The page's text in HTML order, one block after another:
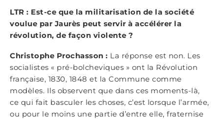
LTR : Est-ce que la militarisation de la société
voulue par Jaurès peut servir à accélérer la
révolution, de façon violente ?
Christophe Prochasson : La réponse est non. Les
socialistes « pré-bolcheviques » ont la Révolution
française, 1830, 1848 et la Commune comme
modèles. Ils observent que dans ces moments-là,
ce qui fait basculer les choses, c’est lorsque l’armée,
ou pour le moins une partie d’entre elle, fraternise